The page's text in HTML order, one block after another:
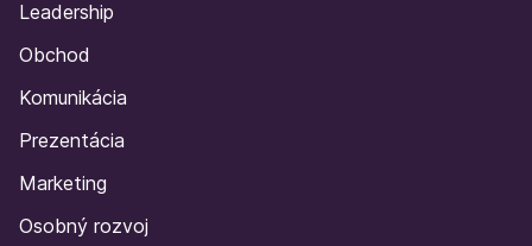
Leadership
Obchod
Komunikácia
Prezentácia
Marketing
Osobný rozvoj